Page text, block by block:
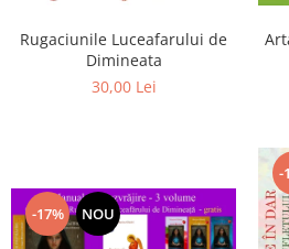
Rugaciunile Luceafarului de
Dimineata
30,00 Lei
-17% NOU
-